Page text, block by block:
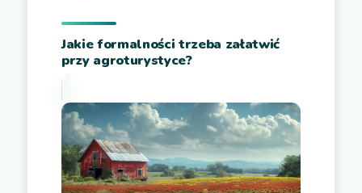
Jakie formalności trzeba załatwić
przy agroturystyce?